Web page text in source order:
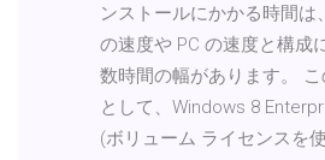
ンストールにかかる時間
の速度や PC の速度と構成
数時間の幅があります。
として、Windows 8
(ボリューム ライセンスを